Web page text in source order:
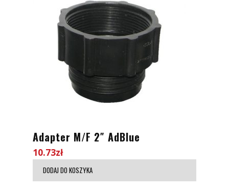
Adapter M/F 2″ AdBlue
10.73zł
DODAJ DO KOSZYKA